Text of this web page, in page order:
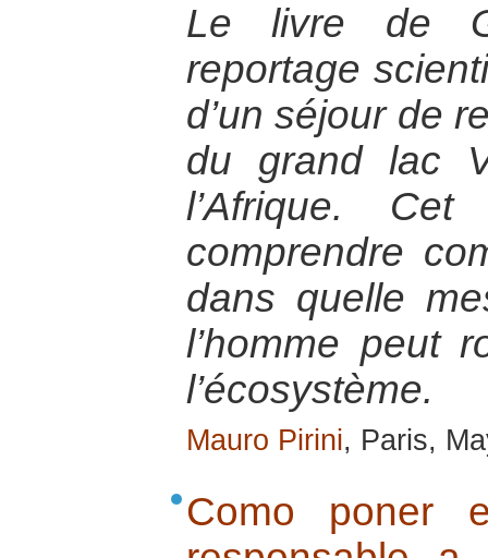
Le livre de
reportage
d’un séjour de
du grand lac
l’Afrique.
comprendre
dans quelle
l’homme peut
l’écosystème.
Mauro Pirini, Paris,
Como poner